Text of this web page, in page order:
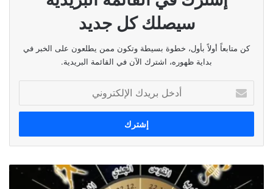
سيصلك كل جديد
كن متابعاً أولاً بأول، خطوة بسيطة وتكون ممن يطلعون على الخبر في
بداية ظهوره، اشترك الآن في القائمة البريدية.
بريدك
الإلكتروني
الأبراج